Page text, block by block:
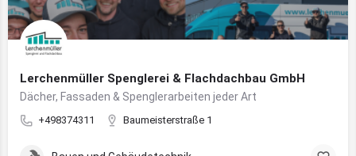
Lerchenmüller Spenglerei & Flachdachbau GmbH
Dächer, Fassaden & Spenglerarbeiten jeder Art
+498374311 Baumeisterstraße 1